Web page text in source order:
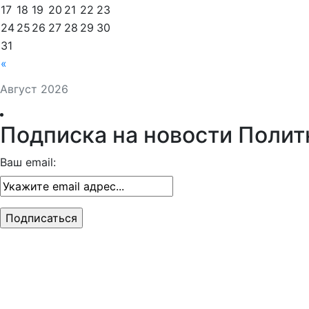
Август 2026
«
17 18 19 20 21 22 23
24 25 26 27 28 29 30
31
Подписка на новости
Ваш email: